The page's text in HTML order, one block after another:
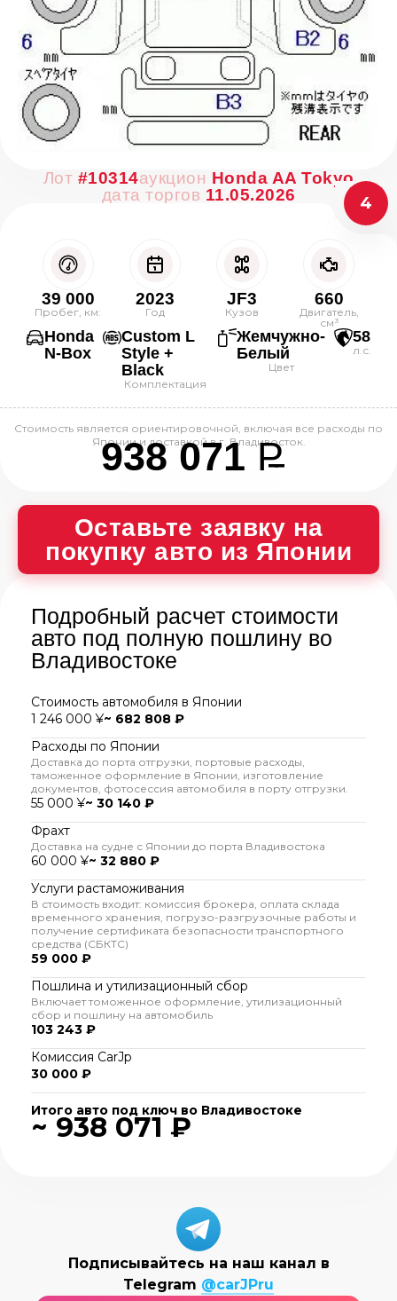
Лот #10314аукцион Honda AA Tokyo
дата торгов 11.05.2026 4
39 000
Пробег, км:
2023
Год
JF3
Кузов
660
Двигатель,
см³
Honda
N-Box
Custom L
Style +
Black
Комплектация
Жемчужно-
Белый
Цвет
58
л.с.
Стоимость является ориентировочной, включая все расходы по
Японии и доставкой в г. Владивосток.
938 071P
--
Оставьте заявку на
покупку авто из Японии
Подробный расчет стоимости
авто под полную пошлину во
Владивостоке
Стоимость автомобиля в Японии
1 246 000 ¥~ 682 808 ₽
Расходы по Японии
Доставка до порта отгрузки, портовые расходы,
таможенное оформление в Японии, изготовление
документов, фотосессия автомобиля в порту отгрузки.
55 000 ¥~ 30 140 ₽
Фрахт
Доставка на судне с Японии до порта Владивостока
60 000 ¥~ 32 880 ₽
Услуги растаможивания
В стоимость входит: комиссия брокера, оплата склада
временного хранения, погрузо-разгрузочные работы и
получение сертификата безопасности транспортного
средства (СБКТС)
59 000 ₽
Пошлина и утилизационный сбор
Включает томоженное оформление, утилизационный
сбор и пошлину на автомобиль
103 243 ₽
Комиссия CarJp
30 000 ₽
Итого авто под ключ во Владивостоке
~ 938 071 ₽
Подписывайтесь на наш канал в
Telegram @carJPru